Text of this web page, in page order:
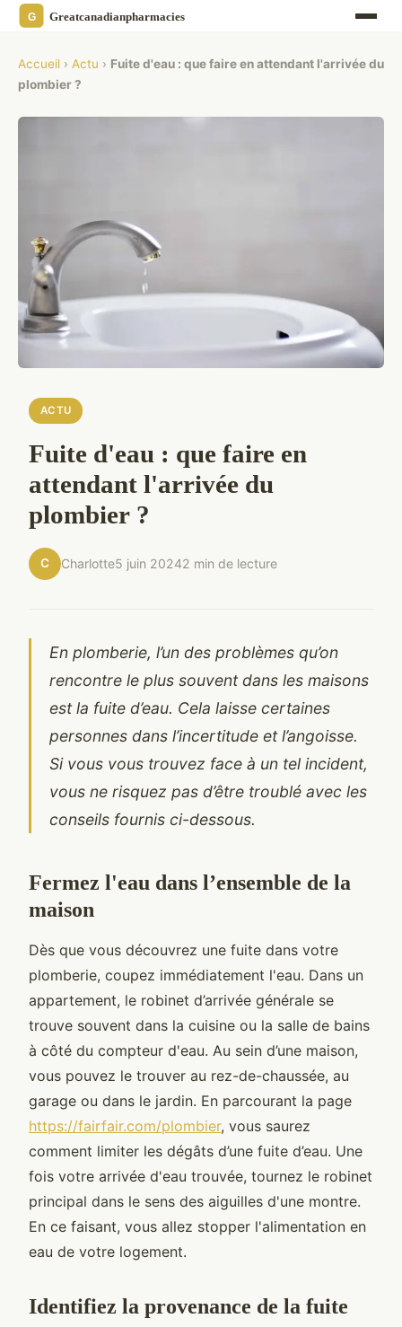
Accueil › Actu › Fuite d'eau : que faire en attendant l'arrivée du
plombier ?
ACTU
Fuite d'eau : que faire en
attendant l'arrivée du
plombier ?
C Charlotte5 juin 20242 min de lecture
En plomberie, l’un des problèmes qu’on
rencontre le plus souvent dans les maisons
est la fuite d’eau. Cela laisse certaines
personnes dans l’incertitude et l’angoisse.
Si vous vous trouvez face à un tel incident,
vous ne risquez pas d’être troublé avec les
conseils fournis ci-dessous.
Fermez l'eau dans l’ensemble de la
maison
Dès que vous découvrez une fuite dans votre
plomberie, coupez immédiatement l'eau. Dans un
appartement, le robinet d’arrivée générale se
trouve souvent dans la cuisine ou la salle de bains
à côté du compteur d'eau. Au sein d’une maison,
vous pouvez le trouver au rez-de-chaussée, au
garage ou dans le jardin. En parcourant la page
https://fairfair.com/plombier, vous saurez
comment limiter les dégâts d’une fuite d’eau. Une
fois votre arrivée d'eau trouvée, tournez le robinet
principal dans le sens des aiguilles d'une montre.
En ce faisant, vous allez stopper l'alimentation en
eau de votre logement.
Identifiez la provenance de la fuite